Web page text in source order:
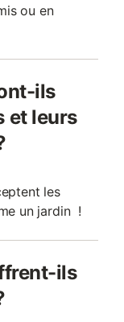
ou en
ils
et leurs
les
un jardin !
ils